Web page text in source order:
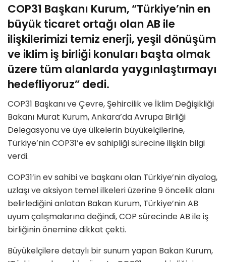
COP31 Başkanı Kurum, “Türkiye’nin en
büyük ticaret ortağı olan AB ile
ilişkilerimizi temiz enerji, yeşil dönüşüm
ve iklim iş birliği konuları başta olmak
üzere tüm alanlarda yaygınlaştırmayı
hedefliyoruz” dedi.
COP31 Başkanı ve Çevre, Şehircilik ve İklim Değişikliği
Bakanı Murat Kurum, Ankara’da Avrupa Birliği
Delegasyonu ve üye ülkelerin büyükelçilerine,
Türkiye’nin COP31’e ev sahipliği sürecine ilişkin bilgi
verdi.
COP31’in ev sahibi ve başkanı olan Türkiye’nin diyalog,
uzlaşı ve aksiyon temel ilkeleri üzerine 9 öncelik alanı
belirlediğini anlatan Bakan Kurum, Türkiye’nin AB
uyum çalışmalarına değindi, COP sürecinde AB ile iş
birliğinin önemine dikkat çekti.
Büyükelçilere detaylı bir sunum yapan Bakan Kurum,